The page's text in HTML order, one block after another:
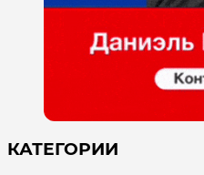
КАТЕГОРИИ